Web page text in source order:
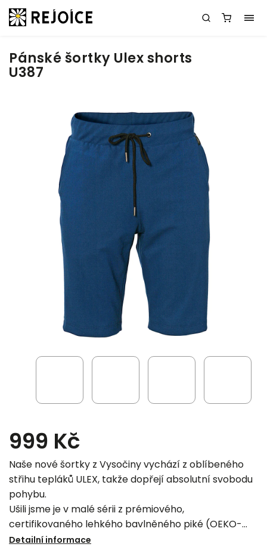
Pánské šortky Ulex shorts
U387
999 Kč
Naše nové šortky z Vysočiny vychází z oblíbeného
střihu tepláků ULEX, takže dopřejí absolutní svobodu
pohybu.
Ušili jsme je v malé sérii z prémiového,
certifikovaného lehkého bavlněného piké (OEKO-
TEX®), které skvěle dýchá a je příjemné na těle.
Detailní informace